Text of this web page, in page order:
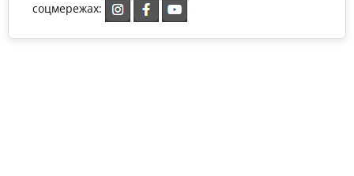
соцмережах: